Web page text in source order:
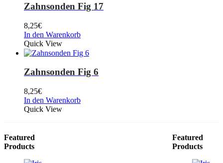
Zahnsonden Fig 17
8,25€
In den Warenkorb
Quick View
Zahnsonden Fig 6
8,25€
In den Warenkorb
Quick View
Featured
Products
Featured
Products